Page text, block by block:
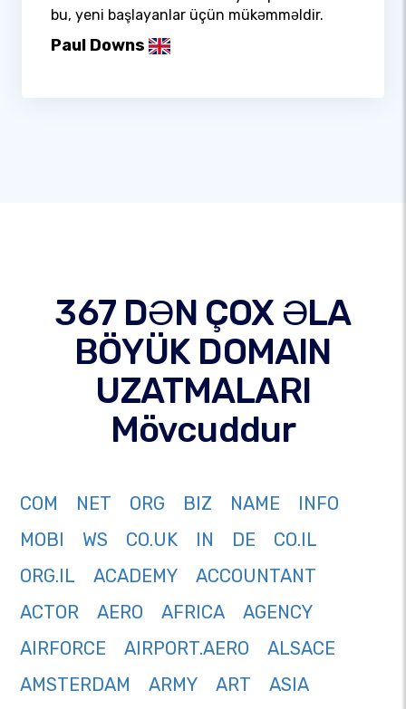
bu, yeni başlayanlar üçün mükəmməldir.
Paul Downs
367 DƏN ÇOX ƏLA
BÖYÜK DOMAIN
UZATMALARI
Mövcuddur
COM NET ORG BIZ NAME
INFO
MOBI
WS CO.UK IN DE
CO.IL
ORG.IL
ACADEMY
ACCOUNTANT
ACTOR
AERO AFRICA
AGENCY
AIRFORCE
AIRPORT.AERO
ALSACE
AMSTERDAM
ARMY ART
ASIA